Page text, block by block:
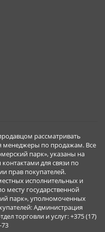
рассматривать
менеджеры по продажам. Все
парк», указаны на
для связи по
прав покупателей.
исполнительных и
месту государственной
парк», уполномоченных
Администрация
торговли и услуг: +375 (17)